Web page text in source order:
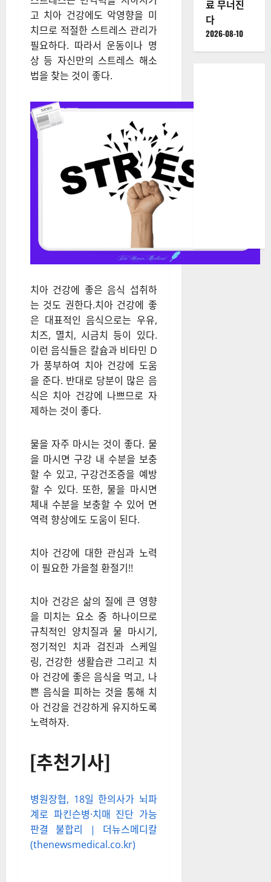
고 치아 건강에도 악영향을 미
치므로 적절한 스트레스 관리가
필요하다. 따라서 운동이나 명
상 등 자신만의 스트레스 해소
법을 찾는 것이 좋다.
치아 건강에 좋은 음식 섭취하
는 것도 권한다.치아 건강에 좋
은 대표적인 음식으로는 우유,
치즈, 멸치, 시금치 등이 있다.
이런 음식들은 칼슘과 비타민 D
가 풍부하여 치아 건강에 도움
을 준다. 반대로 당분이 많은 음
식은 치아 건강에 나쁘므로 자
제하는 것이 좋다.
물을 자주 마시는 것이 좋다. 물
을 마시면 구강 내 수분을 보충
할 수 있고, 구강건조증을 예방
할 수 있다. 또한, 물을 마시면
체내 수분을 보충할 수 있어 면
역력 향상에도 도움이 된다.
치아 건강에 대한 관심과 노력
이 필요한 가을철 환절기!!
치아 건강은 삶의 질에 큰 영향
을 미치는 요소 중 하나이므로
규칙적인 양치질과 물 마시기,
정기적인 치과 검진과 스케일
링, 건강한 생활습관 그리고 치
아 건강에 좋은 음식을 먹고, 나
쁜 음식을 피하는 것을 통해 치
아 건강을 건강하게 유지하도록
노력하자.
[추천기사]
병원장협, 18일 한의사가 뇌파
계로 파킨슨병·치매 진단 가능
판결 불합리 | 더뉴스메디칼
(thenewsmedical.co.kr)
료 무너진
다
2026-08-10